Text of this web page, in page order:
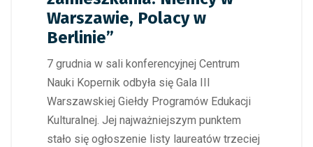
Warszawie, Polacy w
Berlinie”
7 grudnia w sali konferencyjnej Centrum
Nauki Kopernik odbyła się Gala III
Warszawskiej Giełdy Programów Edukacji
Kulturalnej. Jej najważniejszym punktem
stało się ogłoszenie listy laureatów trzeciej